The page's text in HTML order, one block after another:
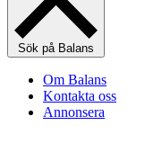
Sök på Balans
Om Balans
Kontakta oss
Annonsera